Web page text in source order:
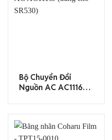
Bộ Chuyển Đổi
Nguồn AC AC1116J